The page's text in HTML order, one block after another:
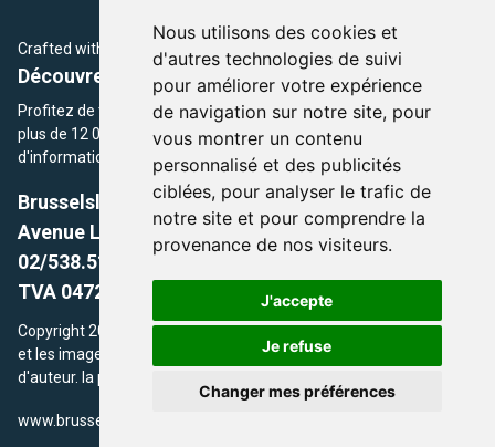
Nous utilisons des cookies et
d'autres technologies de suivi
pour améliorer votre expérience
de navigation sur notre site, pour
vous montrer un contenu
personnalisé et des publicités
ciblées, pour analyser le trafic de
notre site et pour comprendre la
provenance de nos visiteurs.
J'accepte
Je refuse
Changer mes préférences
Crafted with by Brusselslife Team
Découvrez plus de 12 000 adresses et événements
Profitez de toutes les sections de BrusselsLife.be et découvrez
plus de 12 000 adresses et un grand choix d'événements,
d'informations et de conseils et astuces de notre écriture.
Brusselslife.be
Avenue Louise, 500 -1050 Ixelles, Brussels,
02/538.51.49.
TVA 0472.281.221
Copyright 2026 © Brusselslife.be Tous droits réservés. Le contenu
et les images utilisés sur ce site sont protégés par le droit
d'auteur. la propriétaires respectifs.
www.brusselsLife.be